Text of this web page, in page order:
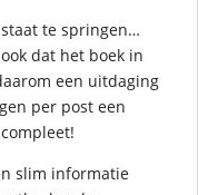
te springen…
dat het boek in
een uitdaging
per post een
slim informatie